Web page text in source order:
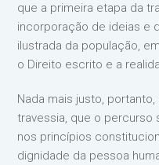
que a primeira etapa da
incorporação de ideias e
ilustrada da população,
o Direito escrito e a
Nada mais justo,
travessia, que o percurso
nos princípios
dignidade da pessoa